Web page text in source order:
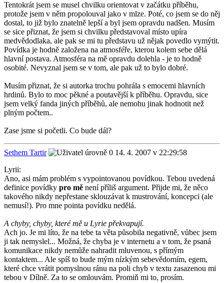
Tentokrát jsem se musel chvilku orientovat v začátku příběhu,
protože jsem v něm propolouval jako v mlze. Poté, co jsem se do něj
dostal, to již bylo znatelně lepší a byl jsem opravdu nadšen. Musím
se sice přiznat, že jsem si chvilku představoval místo upíra
medvědodlaka, ale pak se mi tu představu už nějak povedlo vymýtit.
Povídka je hodně založena na atmosféře, kterou kolem sebe dělá
hlavní postava. Atmosféra na mě opravdu dolehla - je to hodně
osobité. Nevyznal jsem se v tom, ale pak už to bylo dobré.
Musím přiznat, že si autorka trochu pohrála s emocemi hlavních
hrdinů. Bylo to moc pěkné a poutavější k příběhu. Opravdu, sice
jsem velký fanda jiných příběhů, ale nemohu jinak hodnotit než
plným počtem..
Zase jsme si početli. Co bude dál?
Sethem Tartir
14. 4. 2007 v 22:29:58
Lyrii:
Ano, asi mám problém s vypointovanou povídkou. Tebou uvedená
definice povídky pro mě není příliš argument. Přijde mi, že něco
takového nikdy nepřestane sklouzávat k mustrování, koncepci (ale
nemusí!). Pro mne pointa povídku nedělá.
A chyby, chyby, které mě u Lyrie překvapují.
Ach jo. Je mi líto, že na tebe ta věta působila negativně, vůbec jsem
ji tak nemyslel... Možná, že chyba je v internetu a v tom, že psaná
komunikace nikdy nemůže nahradit mluvenou, s přímým
kontaktem... Ale spíš to bude mým nízkým sebevědomím, egem,
které chce vrátit pomyslnou ránu na poli chyb v textu zasazenou mi
tebou v Dílně. Za to se omlouvám. Promiň mi to, prosím.